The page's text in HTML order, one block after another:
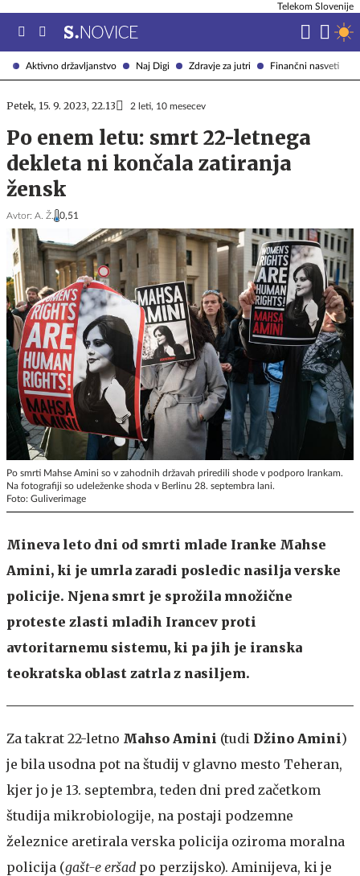
Aktivno državljanstvo Naj Digi Zdravje za jutri Finančni nasveti
Telekom Slovenije
Petek, 15. 9. 2023, 22.13 2 leti, 10 mesecev
Po enem letu: smrt 22-letnega
dekleta ni končala zatiranja
žensk
Avtor: A. Ž. 0,51
Po smrti Mahse Amini so v zahodnih državah priredili shode v podporo Irankam.
Na fotografiji so udeleženke shoda v Berlinu 28. septembra lani.
Foto: Guliverimage
Mineva leto dni od smrti mlade Iranke Mahse
Amini, ki je umrla zaradi posledic nasilja verske
policije. Njena smrt je sprožila množične
proteste zlasti mladih Irancev proti
avtoritarnemu sistemu, ki pa jih je iranska
teokratska oblast zatrla z nasiljem.
Za takrat 22-letno Mahso Amini (tudi Džino Amini)
je bila usodna pot na študij v glavno mesto Teheran,
kjer jo je 13. septembra, teden dni pred začetkom
študija mikrobiologije, na postaji podzemne
železnice aretirala verska policija oziroma moralna
policija (gašt-e eršad po perzijsko). Aminijeva, ki je